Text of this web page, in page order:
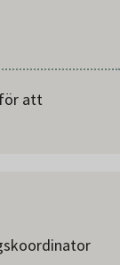
att